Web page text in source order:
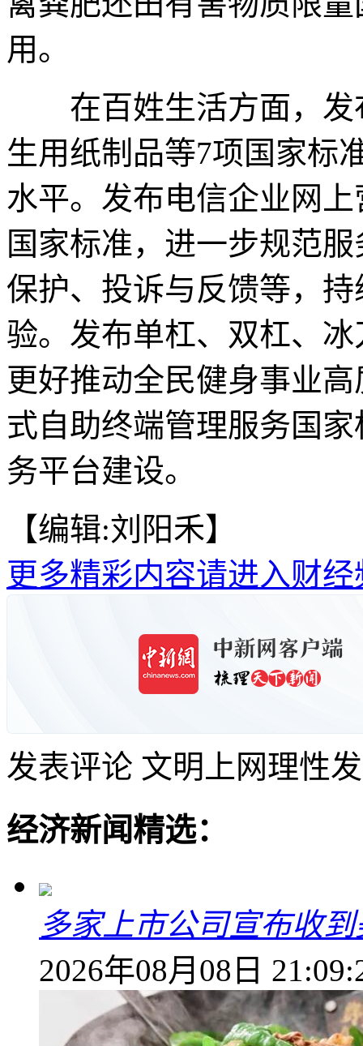
用。
在百姓生活方面，发
生用纸制品等7项国家标
水平。发布电信企业网
国家标准，进一步规范
保护、投诉与反馈等，
验。发布单杠、双杠、
更好推动全民健身事业
式自助终端管理服务国
务平台建设。
【编辑:刘阳禾】
更多精彩内容请进入财经
发表评论 文明上网理性
经济新闻精选：
多家上市公司宣布收
2026年08月08日